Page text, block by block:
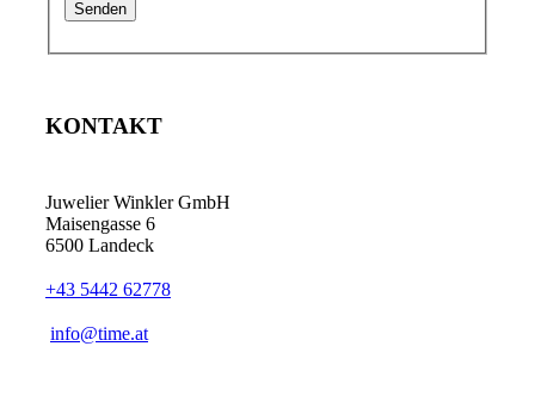
KONTAKT
Juwelier Winkler GmbH
Maisengasse 6
6500 Landeck
+43 5442 62778
info@time.at